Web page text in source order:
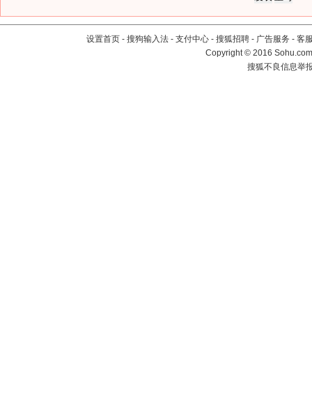
设置首页 - 搜狗输入法 - 支付中心 - 搜狐招聘 - 广告服务 - 客
Copyright©2016
搜狐不良信息举